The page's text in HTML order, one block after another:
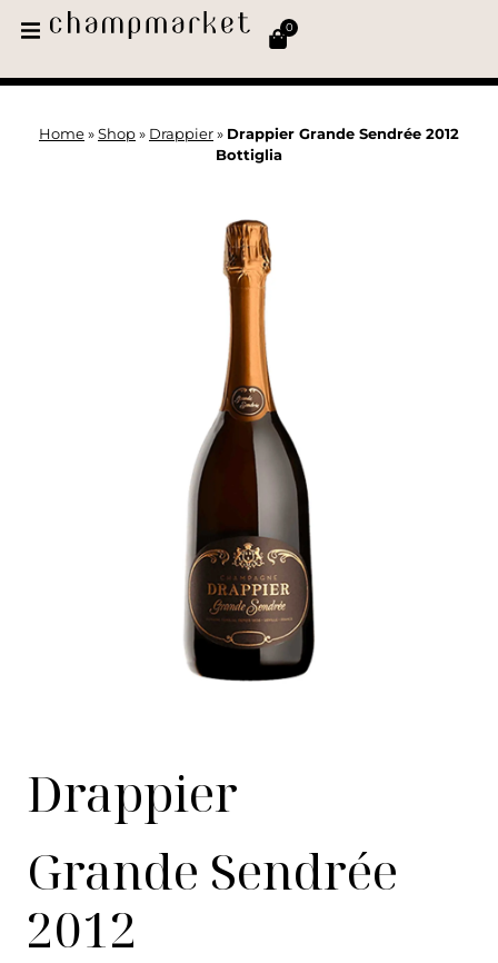
0
Home » Shop » Drappier » Drappier Grande Sendrée 2012
Bottiglia
Drappier
Grande Sendrée
2012